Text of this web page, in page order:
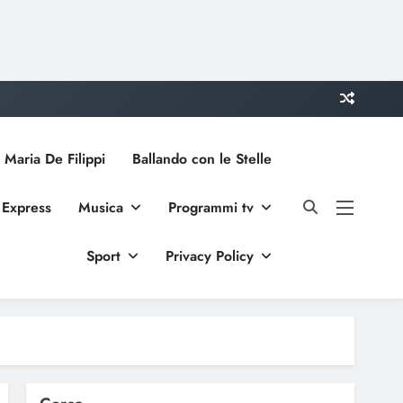
De Filippi Ballando con le Stelle
Musica Programmi tv
Sport Privacy Policy